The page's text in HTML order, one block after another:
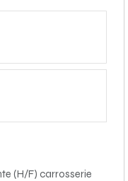
(H/F) carrosserie